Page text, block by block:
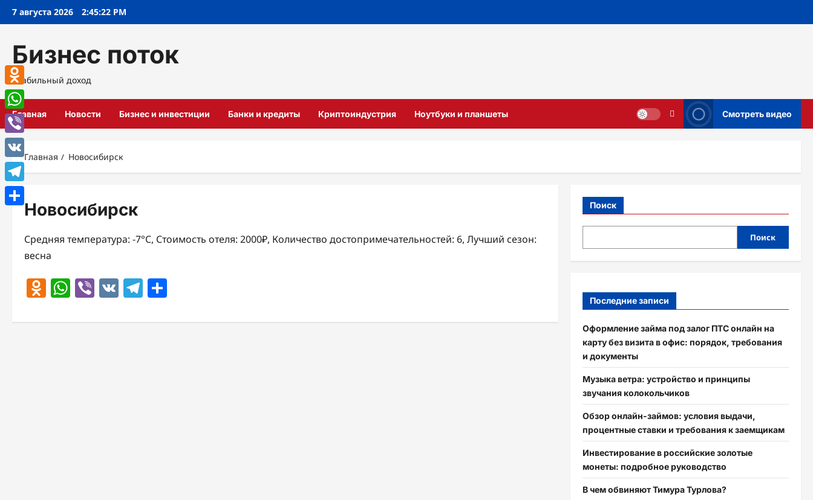
Перейти
7 августа 2026 2:45:23 PM
Бизнес поток
Стабильный доход
Главная Новости Бизнес и инвестиции Банки и кредиты Криптоиндустрия Ноутбуки и планшеты Смотреть видео
Главная Новосибирск
Новосибирск
Средняя температура: -7°C, Стоимость отеля: 2000₽, Количество достопримечательностей: 6, Лучший сезон:
весна
Odnoklassniki
WhatsApp
Viber
VK Telegram
Поиск
Поиск
Последние записи
Оформление займа под залог ПТС онлайн на
карту без визита в офис: порядок, требования
и документы
Музыка ветра: устройство и принципы
звучания колокольчиков
Обзор онлайн-займов: условия выдачи,
процентные ставки и требования к заемщикам
Инвестирование в российские золотые
монеты: подробное руководство
В чем обвиняют Тимура Турлова?
Odnoklassniki
WhatsApp
Viber
VK
Telegram
Отправить